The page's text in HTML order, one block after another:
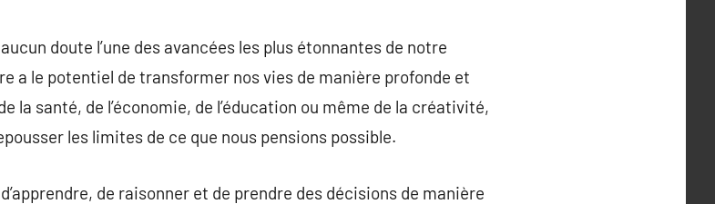
doute l’une des avancées les plus étonnantes de notre
a le potentiel de transformer nos vies de manière profonde et
la santé, de l’économie, de l’éducation ou même de la créativité,
les limites de ce que nous pensions possible.
de raisonner et de prendre des décisions de manière